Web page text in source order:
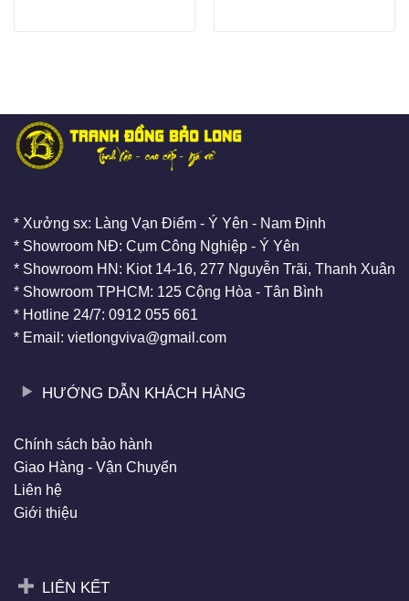
* Xưởng sx: Làng Vạn Điểm - Ý Yên - Nam Định
* Showroom NĐ: Cụm Công Nghiệp - Ý Yên
* Showroom HN: Kiot 14-16, 277 Nguyễn Trãi, Thanh Xuân
* Showroom TPHCM: 125 Cộng Hòa - Tân Bình
* Hotline 24/7: 0912 055 661
* Email: vietlongviva@gmail.com
HƯỚNG DẪN KHÁCH HÀNG
Chính sách bảo hành
Giao Hàng - Vận Chuyển
Liên hệ
Giới thiệu
LIÊN KẾT